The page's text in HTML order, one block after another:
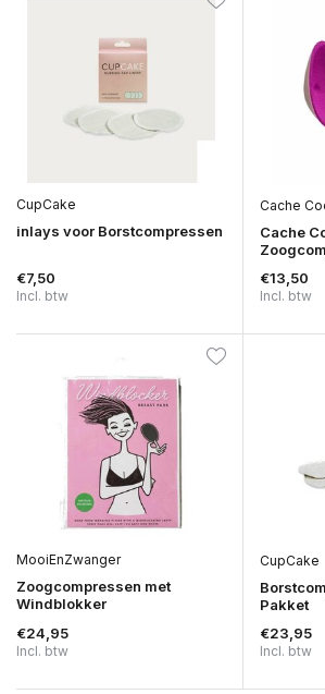
CupCake
inlays voor Borstcompressen
€7,50
Incl. btw
Cache
Cache
€13,50
Incl. btw
MooiEnZwanger
Zoogcompressen met
Windblokker
€24,95
Incl. btw
CupCake
Pakket
€23,95
Incl. btw